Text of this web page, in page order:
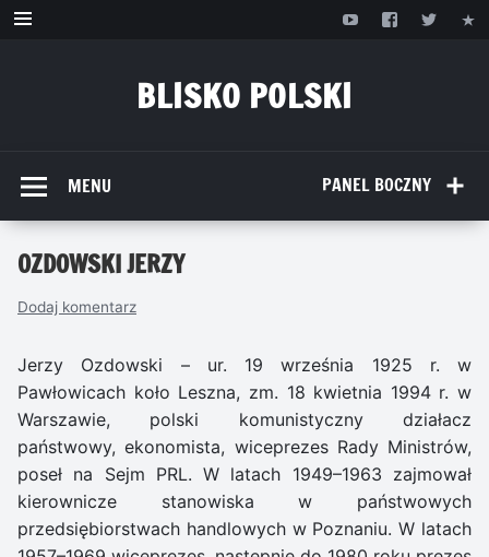
Przejdź
BLISKO POLSKI
PANEL BOCZNY
MENU
OZDOWSKI JERZY
Dodaj komentarz
Jerzy Ozdowski – ur. 19 września 1925 r. w
Pawłowicach koło Leszna, zm. 18 kwietnia 1994 r. w
Warszawie, polski komunistyczny działacz
państwowy, ekonomista, wiceprezes Rady Ministrów,
poseł na Sejm PRL. W latach 1949–1963 zajmował
kierownicze stanowiska w państwowych
przedsiębiorstwach handlowych w Poznaniu. W latach